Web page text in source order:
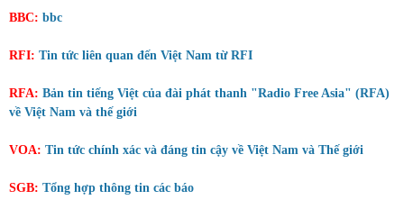
BBC: bbc
RFI: Tin tức liên quan đến Việt Nam từ RFI
RFA: Bản tin tiếng Việt của đài phát thanh "Radio Free Asia" (RFA)
về Việt Nam và thế giới
VOA: Tin tức chính xác và đáng tin cậy về Việt Nam và Thế giới
SGB: Tổng hợp thông tin các báo